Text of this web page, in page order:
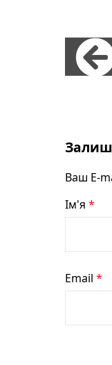
Ваш E-
Ім'я *
Email *